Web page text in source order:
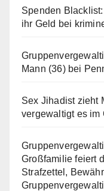
Spenden
ihr Geld bei
Mann (36) bei
Sex Jihadist zieht
vergewaltigt es im
Großfamilie feiert
Strafzettel,